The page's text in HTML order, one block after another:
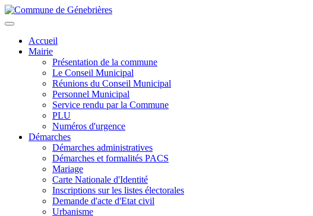
Aller
au
principal
Toggle
navigationAccueil
Mairie
Présentation de la commune
Le Conseil Municipal
Réunions du Conseil Municipal
Personnel Municipal
Service rendu par la Commune
PLU
Numéros d'urgence
Démarches
Démarches administratives
Démarches et formalités PACS
Mariage
Carte Nationale d'Identité
Inscriptions sur les listes électorales
Demande d'acte d'Etat civil
Urbanisme